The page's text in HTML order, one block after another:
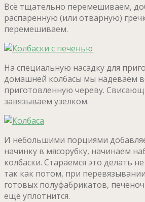
Всё тщательно перемешиваем,
распаренную (или отварную)
перемешиваем.
На специальную насадку для
домашней колбасы мы надеваем
приготовленную череву.
завязываем узелком.
И небольшими порциями
начинку в мясорубку, начинаем
колбаски. Стараемся это делать
так как потом, при
готовых полуфабрикатов,
ещё уплотнится.